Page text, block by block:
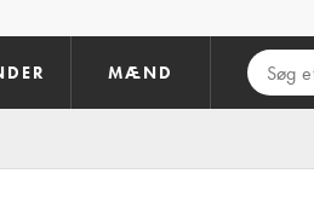
MÆND